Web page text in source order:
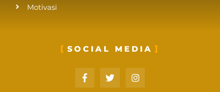
Motivasi
SOCIAL MEDIA